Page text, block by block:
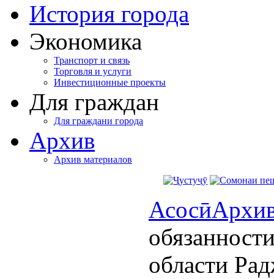
История города
Экономика
Транспорт и связь
Торговля и услуги
Инвестиционные проекты
Для граждан
Для граждани города
Архив
Архив материалов
Асосӣ
области